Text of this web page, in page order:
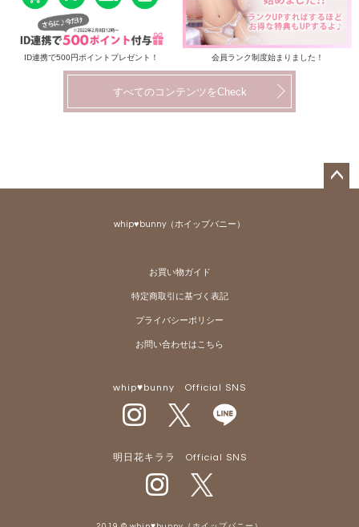
ID連携で500円ポイントプレゼント！ 会員ランク制度始まりました！
すべてのコンテンツをCheck
whip♥bunny（ホイップバニー）
お買い物ガイド
特定商取引に基づく表記
プライバシーポリシー
お問い合わせはこちら
whip♥bunny Official SNS
明日花キララ Official SNS